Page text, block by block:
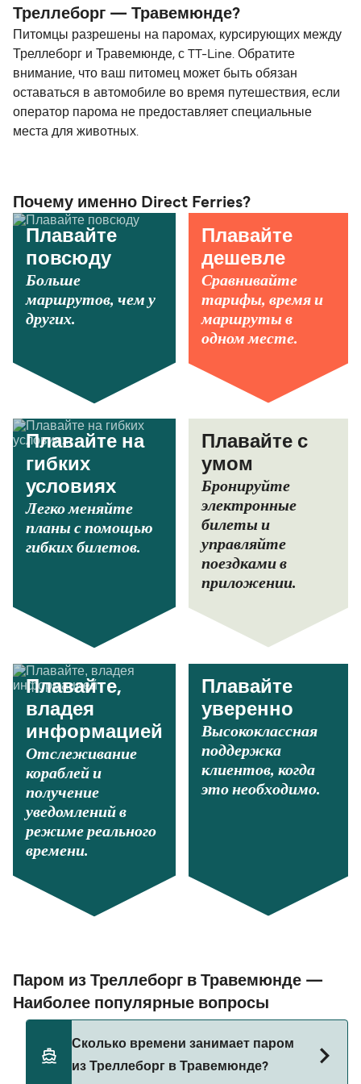
Треллеборг — Травемюнде?
Питомцы разрешены на паромах, курсирующих между
Треллеборг и Травемюнде, с TT-Line. Обратите
внимание, что ваш питомец может быть обязан
оставаться в автомобиле во время путешествия, если
оператор парома не предоставляет специальные
места для животных.
Почему именно Direct Ferries?
Плавайте
повсюду
Больше
маршрутов, чем у
других.
Плавайте
дешевле
Сравнивайте
тарифы, время и
маршруты в
одном месте.
Плавайте на
гибких
условиях
Легко меняйте
планы с помощью
гибких билетов.
Плавайте с
умом
Бронируйте
электронные
билеты и
управляйте
поездками в
приложении.
Плавайте,
владея
информацией
Отслеживание
кораблей и
получение
уведомлений в
режиме реального
времени.
Плавайте
уверенно
Высококлассная
поддержка
клиентов, когда
это необходимо.
Паром из Треллеборг в Травемюнде —
Наиболее популярные вопросы
Сколько времени занимает паром
из Треллеборг в Травемюнде?